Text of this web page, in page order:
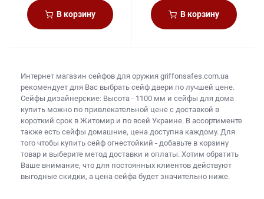
В корзину В корзину
Интернет магазин сейфов для оружия griffonsafes.com.ua
рекомендует для Вас выбрать сейф двери по лучшей цене.
Сейфы дизайнерские: Высота - 1100 мм и сейфы для дома
купить можно по привлекательной цене с доставкой в
короткий срок в Житомир и по всей Украине. В ассортименте
также есть сейфы домашние, цена доступна каждому. Для
того чтобы купить сейф огнестойкий - добавьте в корзину
товар и выберите метод доставки и оплаты. Хотим обратить
Ваше внимание, что для постоянных клиентов действуют
выгодные скидки, а цена сейфа будет значительно ниже.